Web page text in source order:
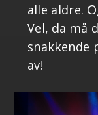
alle aldre.
Vel, da må
snakkende
av!